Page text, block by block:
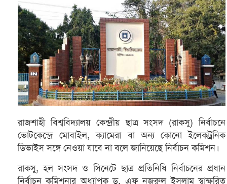
রাজশাহী বিশ্ববিদ্যালয় কেন্দ্রীয় ছাত্র সংসদ (রাকসু) নির্বাচনে
ভোটকেন্দ্রে মোবাইল, ক্যামেরা বা অন্য কোনো ইলেকট্রনিক
ডিভাইস সঙ্গে নেওয়া যাবে না বলে জানিয়েছে নির্বাচন কমিশন।
রাকসু, হল সংসদ ও সিনেটে ছাত্র প্রতিনিধি নির্বাচনের প্রধান
নির্বাচন কমিশনার অধ্যাপক ড. এফ নজরুল ইসলাম স্বাক্ষরিত